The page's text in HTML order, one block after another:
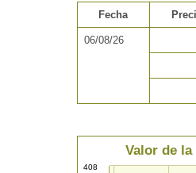
Fecha
06/08/26
Valor de
408